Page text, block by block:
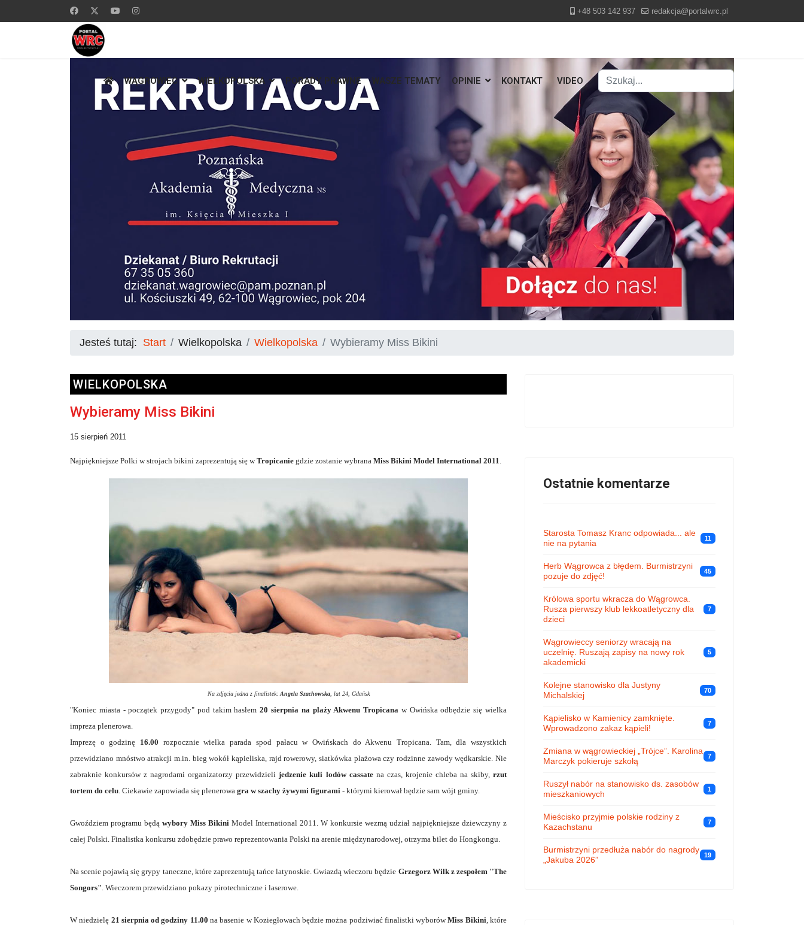
+48 503 142 937 redakcja@portalwrc.pl
WĄGROWIEC WIELKOPOLSKA PORADY PRAWNE WASZE TEMATY OPINIE KONTAKT VIDEO
Szukaj
Type 2 or more characters for results.
Jesteś tutaj: Start Wielkopolska Wielkopolska Wybieramy Miss Bikini
WIELKOPOLSKA
Wybieramy Miss Bikini
15 sierpień 2011
Najpiękniejsze Polki w strojach bikini zaprezentują się wTropicanie gdzie zostanie wybrana Miss Bikini Model International 2011
Na zdjęciu jedna z finalistek: Angela Szachowska, lat 24, Gdańsk
"Koniec miasta - początek przygody" pod takim hasłem 20 sierpnia na plaży Akwenu Tropicana w Owińska odbędzie się wielka
impreza plenerowa.
Imprezę o godzinę 16.00 rozpocznie wielka parada spod pałacu w Owińskach do Akwenu Tropicana. Tam, dla wszystkich
przewidziano mnóstwo atrakcji m.in. bieg wokół kąpieliska, rajd rowerowy, siatkówka plażowa czy rodzinne zawody wędkarskie. Nie
zabraknie konkursów z nagrodami organizatorzy przewidzielijedzenie kuli lodów cassatena czas, krojenie chleba na skiby, rzut
tortem do celu . Ciekawie zapowiada się plenerowa gra w szachy żywymi figurami - którymi kierował będzie sam wójt gminy.
Gwoździem programu będą wybory Miss Bikini Model International 2011. W konkursie wezmą udział najpiękniejsze dziewczyny z
całej Polski. Finalistka konkursu zdobędzie prawo reprezentowania Polski na arenie międzynarodowej, otrzyma bilet do Hongkongu.
Na scenie pojawią się grypy taneczne, które zaprezentują tańce latynoskie. Gwiazdą wieczoru będzie Grzegorz Wilk z zespołem "The
Songors" . Wieczorem przewidziano pokazy pirotechniczne i laserowe.
W niedzielę 21 sierpnia od godziny 11.00 na basenie w Koziegłowach będzie można podziwiać finalistki wyborówMiss Bikini , które
Ostatnie komentarze
Starosta Tomasz Kranc odpowiada... ale
nie na pytania
11
Herb Wągrowca z błędem. Burmistrzyni
pozuje do zdjęć!
45
Królowa sportu wkracza do Wągrowca.
Rusza pierwszy klub lekkoatletyczny dla
dzieci
7
Wągrowieccy seniorzy wracają na
uczelnię. Ruszają zapisy na nowy rok
akademicki
5
Kolejne stanowisko dla Justyny
Michalskiej
70
Kąpielisko w Kamienicy zamknięte.
Wprowadzono zakaz kąpieli!
7
Zmiana w wągrowieckiej „Trójce”. Karolina
Marczyk pokieruje szkołą
7
Ruszył nabór na stanowisko ds. zasobów
mieszkaniowych
1
Mieścisko przyjmie polskie rodziny z
Kazachstanu
7
Burmistrzyni przedłuża nabór do nagrody
„Jakuba 2026”
19